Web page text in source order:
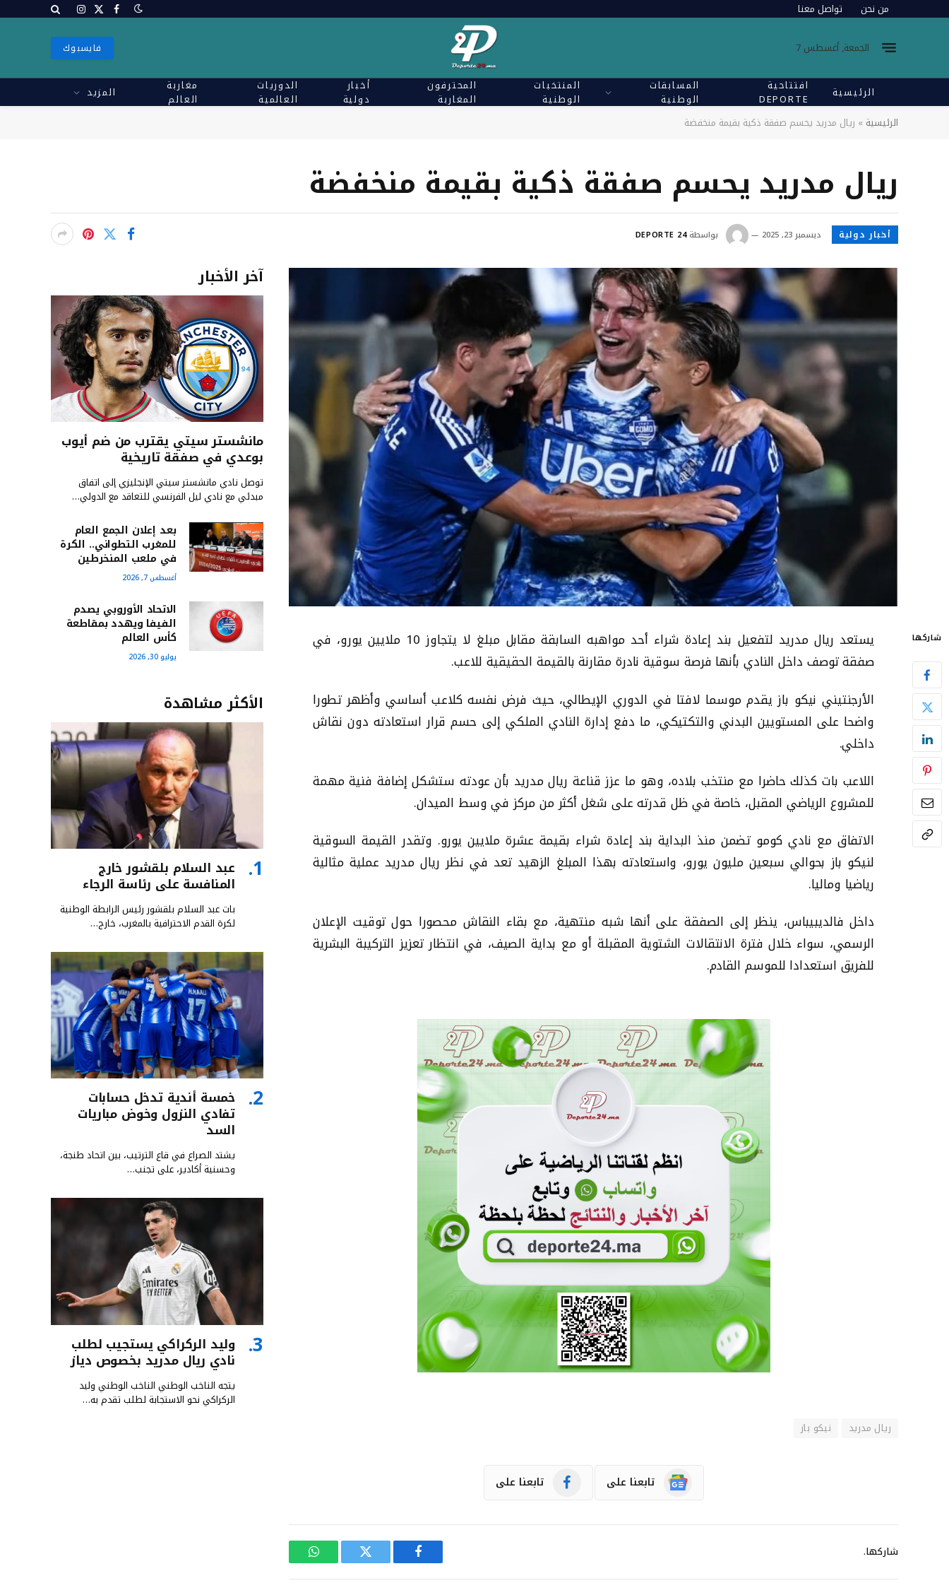
من نحن تواصل معنا فيسبوك
X الانستغرام
الجمعة, أغسطس 7 فايسبوك
الرئيسية
افتتاحية
DEPORTE
المسابقات
الوطنية
المنتخبات
الوطنية
المحترفون
المغاربة
أخبار
دولية
الدوريات
العالمية
مغاربة
العالم
المزيد
الرئيسية » ريال مدريد يحسم صفقة ذكية بقيمة منخفضة
ريال مدريد يحسم صفقة ذكية بقيمة منخفضة
أخبار دولية ديسمبر 23, 2025 بواسطة DEPORTE 24
شاركها
يستعد ريال مدريد لتفعيل بند إعادة شراء أحد مواهبه السابقة مقابل مبلغ لا يتجاوز 10 ملايين يورو، في
صفقة توصف داخل النادي بأنها فرصة سوقية نادرة مقارنة بالقيمة الحقيقية للاعب.
الأرجنتيني نيكو باز يقدم موسما لافتا في الدوري الإيطالي، حيث فرض نفسه كلاعب أساسي وأظهر تطورا
واضحا على المستويين البدني والتكتيكي، ما دفع إدارة النادي الملكي إلى حسم قرار استعادته دون نقاش
داخلي.
اللاعب بات كذلك حاضرا مع منتخب بلاده، وهو ما عزز قناعة ريال مدريد بأن عودته ستشكل إضافة فنية مهمة
للمشروع الرياضي المقبل، خاصة في ظل قدرته على شغل أكثر من مركز في وسط الميدان.
الاتفاق مع نادي كومو تضمن منذ البداية بند إعادة شراء بقيمة عشرة ملايين يورو. وتقدر القيمة السوقية
لنيكو باز بحوالي سبعين مليون يورو، واستعادته بهذا المبلغ الزهيد تعد في نظر ريال مدريد عملية مثالية
رياضيا وماليا.
داخل فالديبيباس، ينظر إلى الصفقة على أنها شبه منتهية، مع بقاء النقاش محصورا حول توقيت الإعلان
الرسمي، سواء خلال فترة الانتقالات الشتوية المقبلة أو مع بداية الصيف، في انتظار تعزيز التركيبة البشرية
للفريق استعدادا للموسم القادم.
ريال مدريد نيكو باز
تابعنا على تابعنا على
شاركها.
فيسبوك تويتر واتساب
آخر الأخبار
مانشستر سيتي يقترب من ضم أيوب
بوعدي في صفقة تاريخية
توصل نادي مانشستر سيتي الإنجليزي إلى اتفاق
مبدئي مع نادي ليل الفرنسي للتعاقد مع الدولي…
بعد إعلان الجمع العام
للمغرب التطواني.. الكرة
في ملعب المنخرطين
أغسطس 7, 2026
الاتحاد الأوروبي يصدم
الفيفا ويهدد بمقاطعة
كأس العالم
يوليو 30, 2026
الأكثر مشاهدة
عبد السلام بلقشور خارج
المنافسة على رئاسة الرجاء
بات عبد السلام بلقشور رئيس الرابطة الوطنية
لكرة القدم الاحترافية بالمغرب، خارج…
خمسة أندية تدخل حسابات
تفادي النزول وخوض مباريات
السد
يشتد الصراع في قاع الترتيب، بين اتحاد طنجة،
وحسنية أكادير، على تجنب…
وليد الركراكي يستجيب لطلب
نادي ريال مدريد بخصوص دياز
يتجه الناخب الوطني الناخب الوطني وليد
الركراكي نحو الاستجابة لطلب تقدم به…